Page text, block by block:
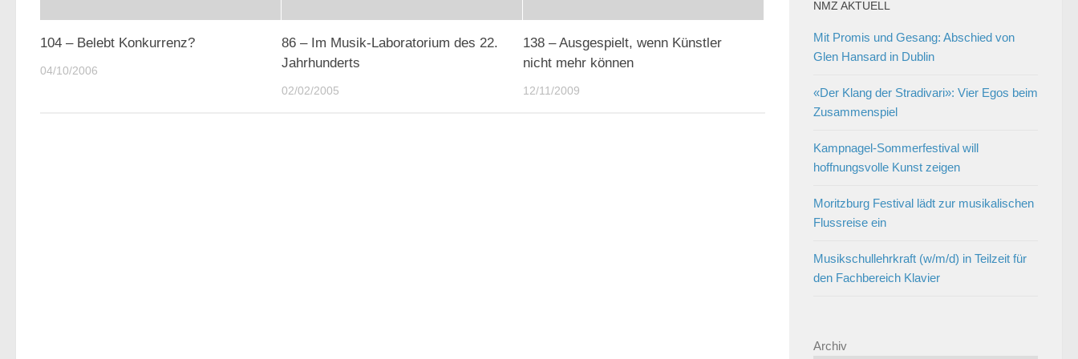
104 – Belebt Konkurrenz?
04/10/2006
86 – Im Musik-Laboratorium des 22.
Jahrhunderts
02/02/2005
138 – Ausgespielt, wenn Künstler
nicht mehr können
12/11/2009
NMZ AKTUELL
Mit Promis und Gesang: Abschied von
Glen Hansard in Dublin
«Der Klang der Stradivari»: Vier Egos beim
Zusammenspiel
Kampnagel-Sommerfestival will
hoffnungsvolle Kunst zeigen
Moritzburg Festival lädt zur musikalischen
Flussreise ein
Musikschullehrkraft (w/m/d) in Teilzeit für
den Fachbereich Klavier
Archiv